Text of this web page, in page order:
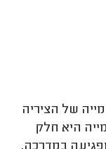
של הציריה
היא חלק